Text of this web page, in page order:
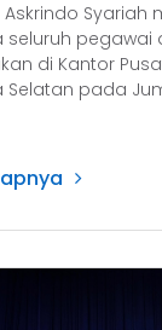
Syariah
seluruh pegawai
di Kantor
Selatan pada